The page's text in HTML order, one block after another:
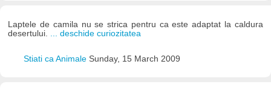
Laptele de camila nu se strica pentru ca este adaptat la caldura
desertului.
... deschide curiozitatea
Stiati ca Animale Sunday, 15 March 2009